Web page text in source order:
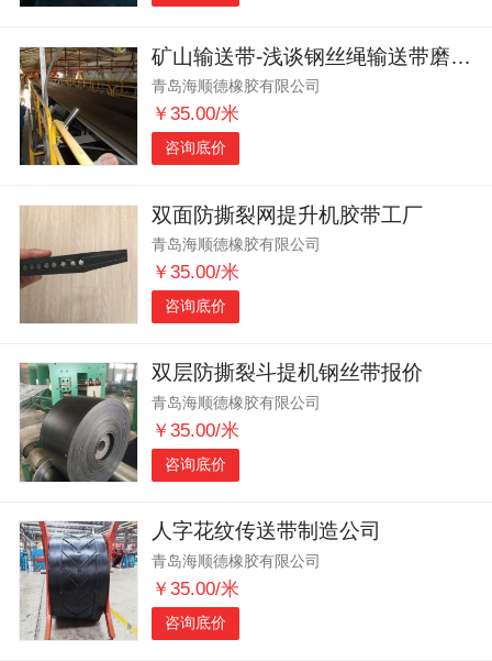
矿山输送带-浅谈钢丝绳输送带磨损建议
青岛海顺德橡胶有限公司
￥35.00/米
咨询底价
双面防撕裂网提升机胶带工厂
青岛海顺德橡胶有限公司
￥35.00/米
咨询底价
双层防撕裂斗提机钢丝带报价
青岛海顺德橡胶有限公司
￥35.00/米
咨询底价
人字花纹传送带制造公司
青岛海顺德橡胶有限公司
￥35.00/米
咨询底价